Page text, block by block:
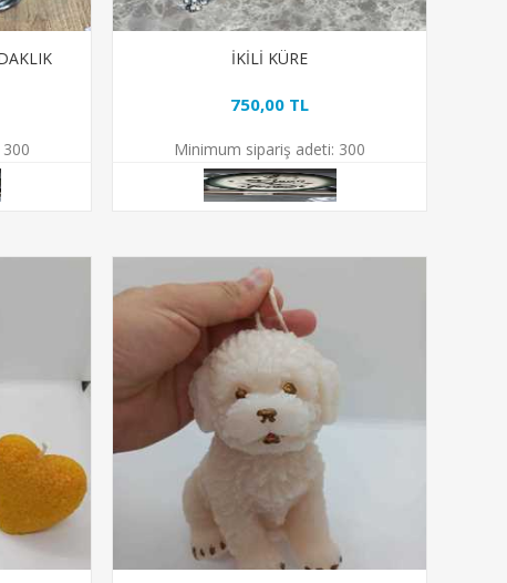
300
İKİLİ KÜRE
750,00 TL
Minimum sipariş adeti: 300